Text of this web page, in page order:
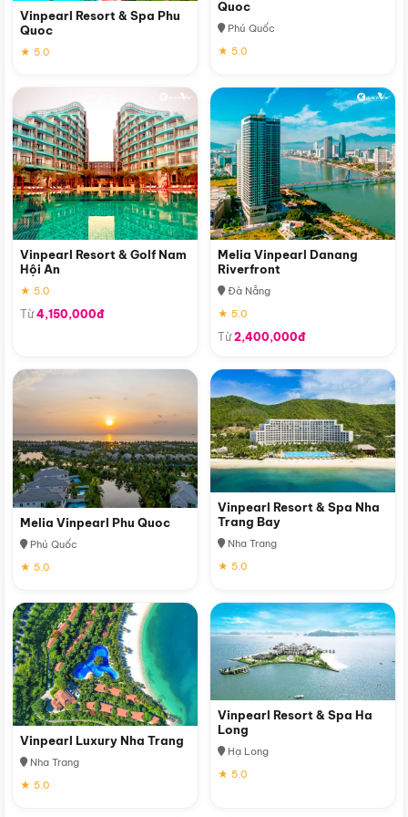
Vinpearl Resort & Spa Phu
Quoc
★ 5.0
Quoc
Phú Quốc
★ 5.0
Vinpearl Resort & Golf Nam
Hội An
★ 5.0
Từ4,150,000đ
Melia Vinpearl Danang
Riverfront
Đà Nẵng
★ 5.0
Từ2,400,000đ
Melia Vinpearl Phu Quoc
Phú Quốc
★ 5.0
Vinpearl Resort & Spa Nha
Trang Bay
Nha Trang
★ 5.0
Vinpearl Luxury Nha Trang
Nha Trang
★ 5.0
Vinpearl Resort & Spa Ha
Long
Hạ Long
★ 5.0